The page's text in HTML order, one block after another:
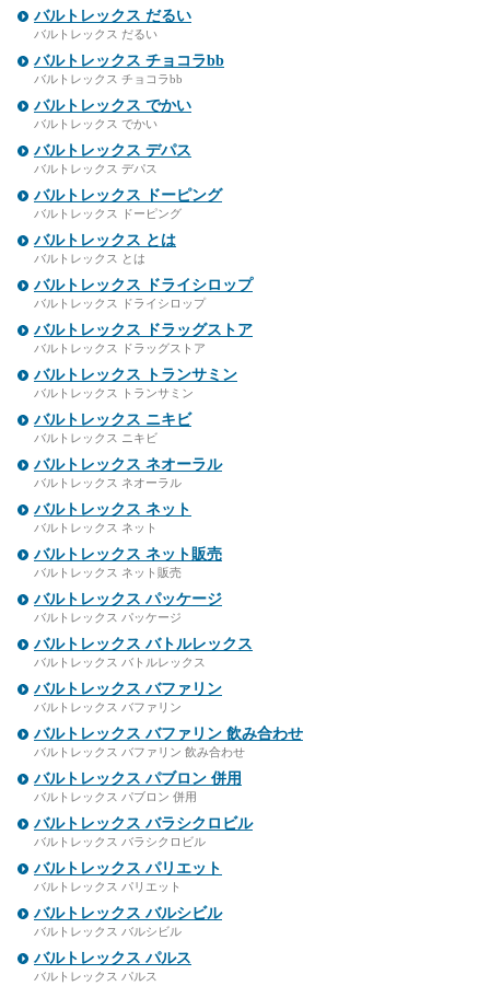
バルトレックス だるい
バルトレックス だるい
バルトレックス チョコラbb
バルトレックス チョコラbb
バルトレックス でかい
バルトレックス でかい
バルトレックス デパス
バルトレックス デパス
バルトレックス ドーピング
バルトレックス ドーピング
バルトレックス とは
バルトレックス とは
バルトレックス ドライシロップ
バルトレックス ドライシロップ
バルトレックス ドラッグストア
バルトレックス ドラッグストア
バルトレックス トランサミン
バルトレックス トランサミン
バルトレックス ニキビ
バルトレックス ニキビ
バルトレックス ネオーラル
バルトレックス ネオーラル
バルトレックス ネット
バルトレックス ネット
バルトレックス ネット販売
バルトレックス ネット販売
バルトレックス パッケージ
バルトレックス パッケージ
バルトレックス バトルレックス
バルトレックス バトルレックス
バルトレックス バファリン
バルトレックス バファリン
バルトレックス バファリン 飲み合わせ
バルトレックス バファリン 飲み合わせ
バルトレックス パブロン 併用
バルトレックス パブロン 併用
バルトレックス バラシクロビル
バルトレックス バラシクロビル
バルトレックス パリエット
バルトレックス パリエット
バルトレックス バルシビル
バルトレックス バルシビル
バルトレックス パルス
バルトレックス パルス